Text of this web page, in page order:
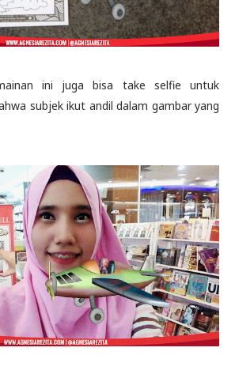
ini juga bisa take selfie untuk
subjek ikut andil dalam gambar yang